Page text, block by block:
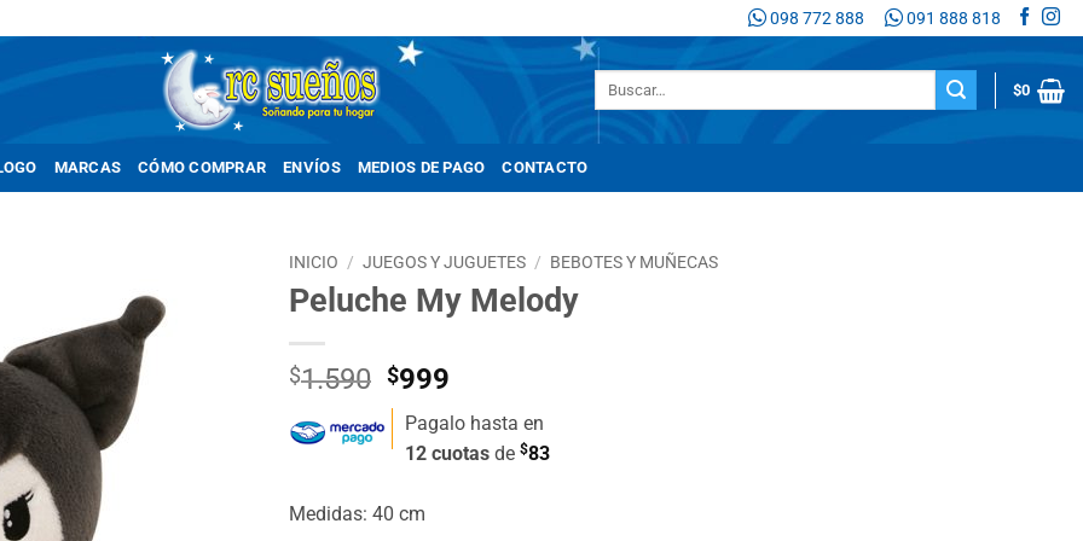
098 772 888 091 888 818
$0
MARCAS CÓMO COMPRAR ENVÍOS MEDIOS DE PAGO CONTACTO
INICIO / JUEGOS Y JUGUETES / BEBOTES Y MUÑECAS
Peluche My Melody
$1.590 El
precio
original
era:
$999
precio
actual
es:
Pagalo hasta en
12 cuotas de $83
Medidas: 40 cm